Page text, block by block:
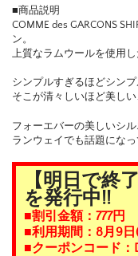
■商品説明
COMME des GARCONS
ン。
上質なラムウールを使用
シンプルすぎるほどシンプ
そこが清々しいほど美し
フォーエバーの美しいシ
ランウェイでも話題にな
【明日で終
を発行中!!
■割引金額：777円
■利用期間：8月9
■クーポンコード：